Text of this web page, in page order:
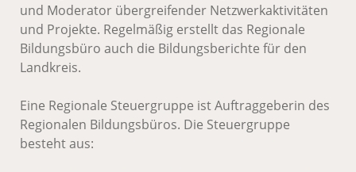
und Moderator übergreifender Netzwerkaktivitäten
und Projekte. Regelmäßig erstellt das Regionale
Bildungsbüro auch die Bildungsberichte für den
Landkreis.
Eine Regionale Steuergruppe ist Auftraggeberin des
Regionalen Bildungsbüros. Die Steuergruppe
besteht aus: